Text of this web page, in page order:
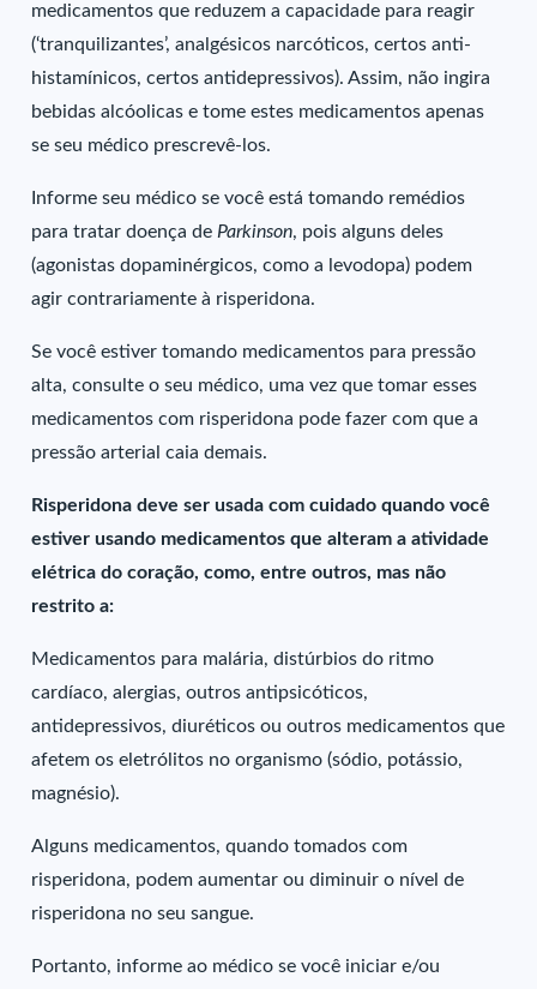
medicamentos que reduzem a capacidade para reagir
(‘tranquilizantes’, analgésicos narcóticos, certos anti-
histamínicos, certos antidepressivos). Assim, não ingira
bebidas alcóolicas e tome estes medicamentos apenas
se seu médico prescrevê-los.
Informe seu médico se você está tomando remédios
para tratar doença de Parkinson, pois alguns deles
(agonistas dopaminérgicos, como a levodopa) podem
agir contrariamente à risperidona.
Se você estiver tomando medicamentos para pressão
alta, consulte o seu médico, uma vez que tomar esses
medicamentos com risperidona pode fazer com que a
pressão arterial caia demais.
Risperidona deve ser usada com cuidado quando você
estiver usando medicamentos que alteram a atividade
elétrica do coração, como, entre outros, mas não
restrito a:
Medicamentos para malária, distúrbios do ritmo
cardíaco, alergias, outros antipsicóticos,
antidepressivos, diuréticos ou outros medicamentos que
afetem os eletrólitos no organismo (sódio, potássio,
magnésio).
Alguns medicamentos, quando tomados com
risperidona, podem aumentar ou diminuir o nível de
risperidona no seu sangue.
Portanto, informe ao médico se você iniciar e/ou